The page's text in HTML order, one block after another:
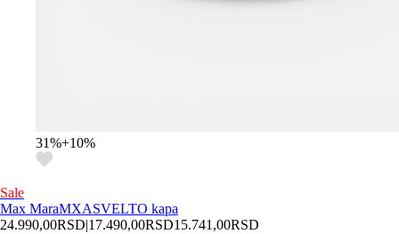
31%+10%
Sale
Max MaraMXASVELTO kapa
24.990,00RSD|17.490,00RSD15.741,00RSD